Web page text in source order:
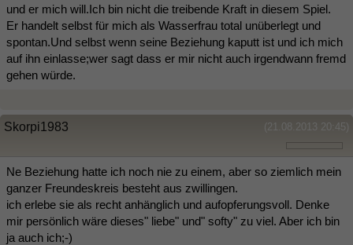
und er mich will.Ich bin nicht die treibende Kraft in diesem Spiel.
Er handelt selbst für mich als Wasserfrau total unüberlegt und
spontan.Und selbst wenn seine Beziehung kaputt ist und ich mich
auf ihn einlasse;wer sagt dass er mir nicht auch irgendwann fremd
gehen würde.
(21.08.2013 20:45)
Skorpi1983
Ne Beziehung hatte ich noch nie zu einem, aber so ziemlich mein
ganzer Freundeskreis besteht aus zwillingen.
ich erlebe sie als recht anhänglich und aufopferungsvoll. Denke
mir persönlich wäre dieses" liebe" und" softy" zu viel. Aber ich bin
ja auch ich;-)